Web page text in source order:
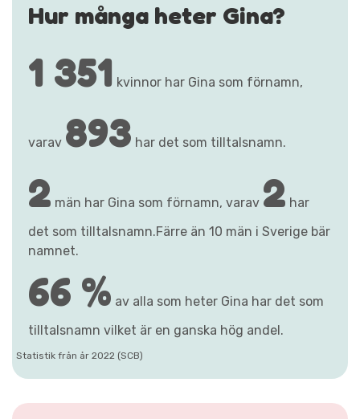
Hur många heter Gina?
1 351 kvinnor har Gina som förnamn,
varav 893 har det som tilltalsnamn.
2 män har Gina som förnamn, varav 2 har
det som tilltalsnamn.Färre än 10 män i Sverige bär
namnet.
66 % av alla som heter Gina har det som
tilltalsnamn vilket är en ganska hög andel.
Statistik från år 2022 (SCB)